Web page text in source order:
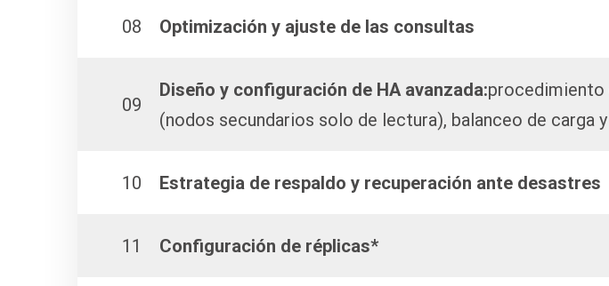
08 Optimización y ajuste de las consultas
09
Diseño y configuración de HA avanzada:procedimiento
(nodos secundarios solo de lectura), balanceo de carga
10 Estrategia de respaldo y recuperación ante desastres
11 Configuración de réplicas*